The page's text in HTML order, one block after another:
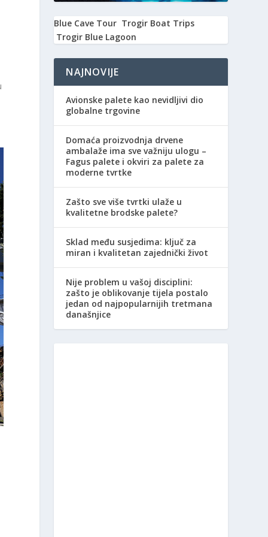
Blue Cave Tour Trogir Boat Trips
Trogir Blue Lagoon
NAJNOVIJE
Avionske palete kao nevidljivi dio
globalne trgovine
Domaća proizvodnja drvene
ambalaže ima sve važniju ulogu –
Fagus palete i okviri za palete za
moderne tvrtke
Zašto sve više tvrtki ulaže u
kvalitetne brodske palete?
Sklad među susjedima: ključ za
miran i kvalitetan zajednički život
Nije problem u vašoj disciplini:
zašto je oblikovanje tijela postalo
jedan od najpopularnijih tretmana
današnjice